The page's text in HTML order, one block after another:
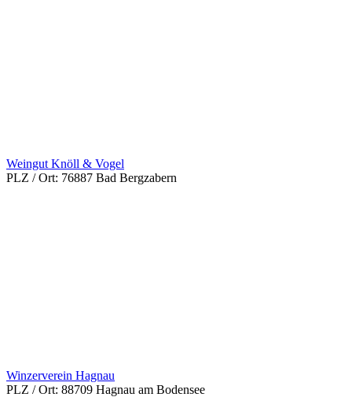
Weingut Knöll & Vogel
PLZ / Ort: 76887 Bad Bergzabern
Winzerverein Hagnau
PLZ / Ort: 88709 Hagnau am Bodensee